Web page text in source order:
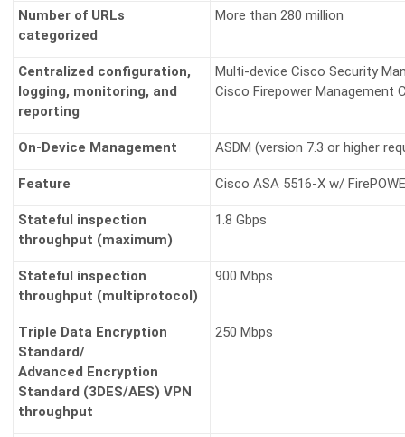
Number of URLs
categorized
More than 280 million
Centralized configuration,
logging, monitoring, and
reporting
Multi-device Cisco Security
Cisco Firepower Management
On-Device Management ASDM (version 7.3 or higher
Feature Cisco ASA 5516-X w/
Stateful inspection
throughput (maximum)
1.8 Gbps
Stateful inspection
throughput (multiprotocol)
900 Mbps
Triple Data Encryption
Standard/
Advanced Encryption
Standard (3DES/AES) VPN
throughput
250 Mbps